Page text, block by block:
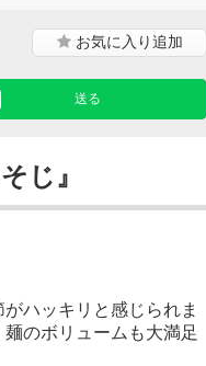
お気に入り追加
送る
じ』
ハッキリと感じられま
のボリュームも大満足